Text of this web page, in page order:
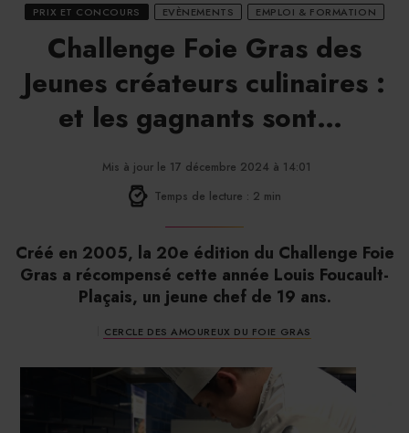
PRIX ET CONCOURS EVÈNEMENTS EMPLOI & FORMATION
Challenge Foie Gras des
Jeunes créateurs culinaires :
et les gagnants sont…
Mis à jour le 17 décembre 2024 à 14:01
Temps de lecture : 2 min
Créé en 2005, la 20e édition du Challenge Foie
Gras a récompensé cette année Louis Foucault-
Plaçais, un jeune chef de 19 ans.
CERCLE DES AMOUREUX DU FOIE GRAS